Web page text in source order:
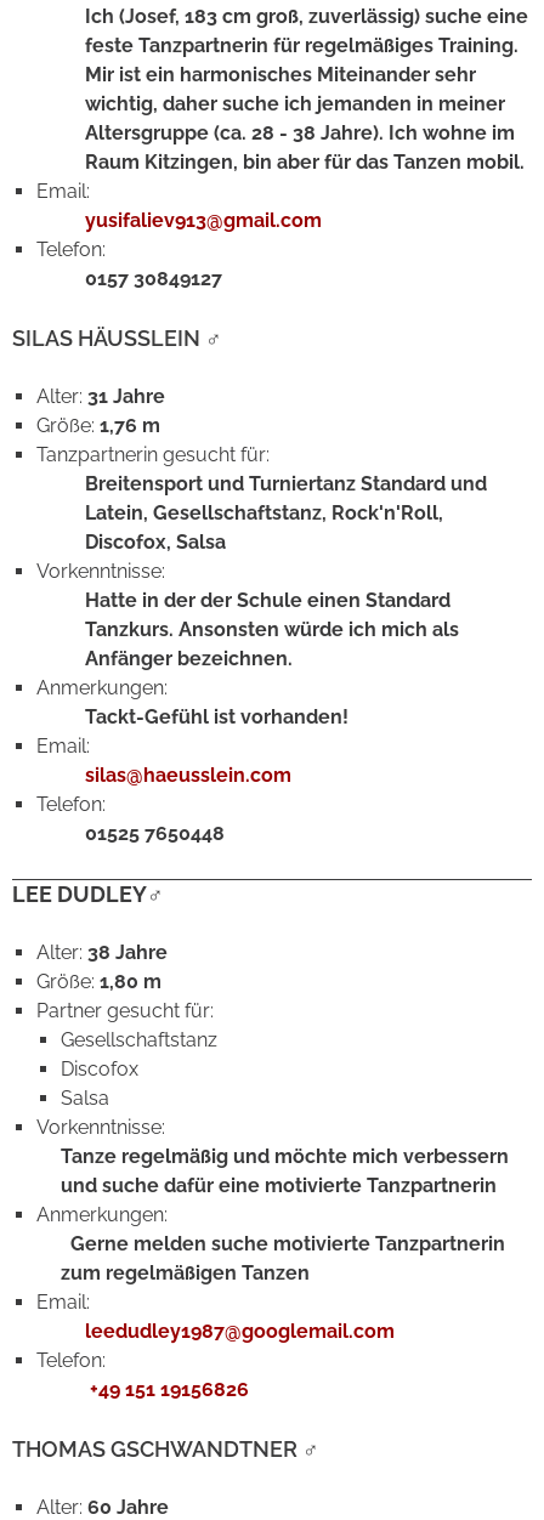
Ich (Josef, 183 cm groß, zuverlässig) suche eine
feste Tanzpartnerin für regelmäßiges Training.
Mir ist ein harmonisches Miteinander sehr
wichtig, daher suche ich jemanden in meiner
Altersgruppe (ca. 28 - 38 Jahre). Ich wohne im
Raum Kitzingen, bin aber für das Tanzen mobil.
Email:
yusifaliev913@gmail.com
Telefon:
0157 30849127
SILAS HÄUSSLEIN ♂
Alter: 31 Jahre
Größe: 1,76 m
Tanzpartnerin gesucht für:
Breitensport und Turniertanz Standard und
Latein, Gesellschaftstanz, Rock'n'Roll,
Discofox, Salsa
Vorkenntnisse:
Hatte in der der Schule einen Standard
Tanzkurs. Ansonsten würde ich mich als
Anfänger bezeichnen.
Anmerkungen:
Tackt-Gefühl ist vorhanden!
Email:
silas@haeusslein.com
Telefon:
01525 7650448
LEE DUDLEY♂
Alter: 38 Jahre
Größe: 1,80 m
Partner gesucht für:
Gesellschaftstanz
Discofox
Salsa
Vorkenntnisse:
Tanze regelmäßig und möchte mich verbessern
und suche dafür eine motivierte Tanzpartnerin
Anmerkungen:
Gerne melden suche motivierte Tanzpartnerin
zum regelmäßigen Tanzen
Email:
leedudley1987@googlemail.com
Telefon:
+49 151 19156826
THOMAS GSCHWANDTNER ♂
Alter: 60 Jahre